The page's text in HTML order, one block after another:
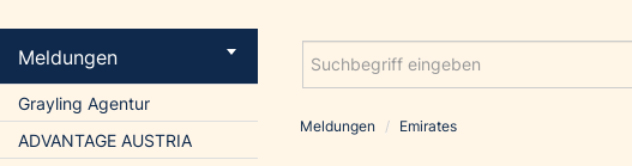
Meldungen
Grayling Agentur
ADVANTAGE AUSTRIA
Meldungen / Emirates